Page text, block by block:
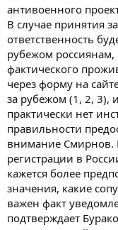
антивоенного
В случае принятия
ответственность
рубежом россиянам,
фактического
через форму на
за рубежом (1, 2, 3),
практически нет
правильности
внимание Смирнов.
регистрации в
кажется более
значения, какие
важен факт
подтверждает